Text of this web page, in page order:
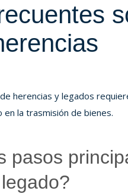
herencias y legados
la trasmisión de bienes.
pasos